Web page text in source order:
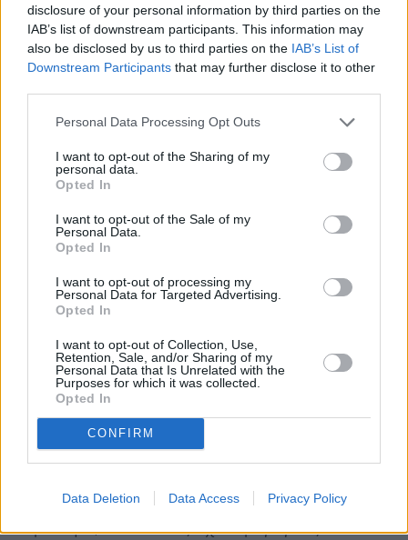
disclosure of your personal information by third parties on the
IAB’s list of downstream participants. This information may
also be disclosed by us to third parties on the IAB’s List of
Downstream Participants that may further disclose it to other
Personal Data Processing Opt Outs
I want to opt-out of the Sharing of my
personal data.
Opted In
I want to opt-out of the Sale of my
Personal Data.
Opted In
I want to opt-out of processing my
Personal Data for Targeted Advertising.
Opted In
I want to opt-out of Collection, Use,
Retention, Sale, and/or Sharing of my
Personal Data that Is Unrelated with the
Purposes for which it was collected.
Opted In
CONFIRM
Data Deletion Data Access Privacy Policy
Την ίδια μέρα, o κ. Σκάλκος μετέβη στο Ρόουντ
Άιλαντ και συμμετείχε σε ειδική πανηγυρική τελετή
στη Γερουσία της πολιτείας, όπου, υπό την επιμέλεια
του Ελληνοαμερικάνου γερουσιαστή, Λεωνίδα
της επετείου της ελληνικής ανεξαρτησίας.
Παράλληλα, ο κ. Σκάλκος είχε παραγωγικές